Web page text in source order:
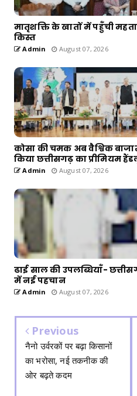
मातृशक्ति के खातों में पहुँची
किस्त
Admin August 07, 2026
कोसा की चमक अब वैश्विक
किया छत्तीसगढ़ का प्रीमियम
Admin August 07, 2026
ढाई साल की उपलब्धियाँ-
में नई पहचान
Admin August 07, 2026
Previous
नैनो उर्वरकों पर बढ़ा किसानों
का भरोसा, नई तकनीक की
ओर बढ़ते कदम